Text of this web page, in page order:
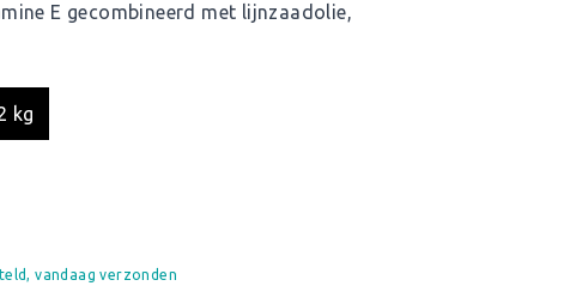
E gecombineerd met lijnzaadolie,
kg
vandaag verzonden